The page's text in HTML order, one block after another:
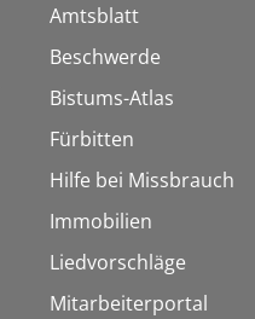
Amtsblatt
Beschwerde
Bistums-Atlas
Fürbitten
Hilfe bei Missbrauch
Immobilien
Liedvorschläge
Mitarbeiterportal